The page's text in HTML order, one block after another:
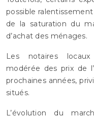
possible
de la saturation du
d’achat des ménages.
Les notaires
modérée des prix de
prochaines années,
situés.
L’évolution du